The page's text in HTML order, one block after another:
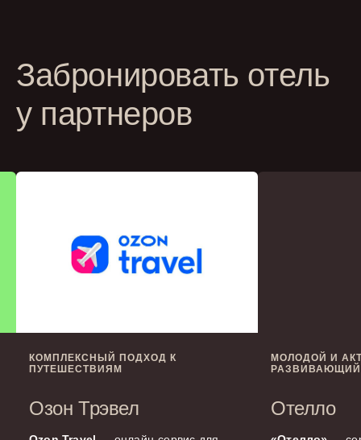
Забронировать отель
у партнеров
КОМПЛЕКСНЫЙ ПОДХОД К
ПУТЕШЕСТВИЯМ
Озон Трэвел
МОЛОДОЙ И
Отелло